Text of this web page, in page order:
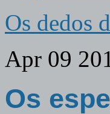
Os dedos
Apr 09
Os